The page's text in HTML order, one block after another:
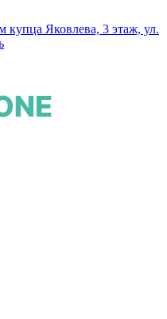
купца Яковлева, 3 этаж, ул.